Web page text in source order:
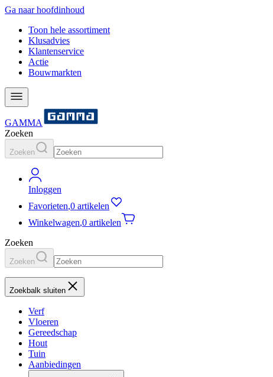
Ga naar hoofdinhoud
Toon hele assortiment
Klusadvies
Klantenservice
Actie
Bouwmarkten
GAMMA
Zoeken
Zoeken
Inloggen
Favorieten,0 artikelen
Winkelwagen,0 artikelen
Zoeken
Zoeken
Zoekbalk sluiten
Verf
Vloeren
Gereedschap
Hout
Tuin
Aanbiedingen